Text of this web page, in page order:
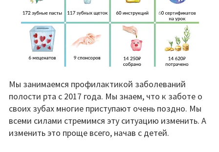
Обучение гигиене
Лечебная физкультура
Без наркоза
Поддержать
Контакты
Мы занимаемся профилактикой заболеваний
полости рта с 2017 года. Мы знаем, что к заботе о
своих зубах многие приступают очень поздно. Мы
всеми силами стремимся эту ситуацию изменить. А
изменить это проще всего, начав с детей.